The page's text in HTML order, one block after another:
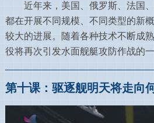
近年来，美国、俄罗斯、法国
都在开展不同规模、不同类型的新
较大的进展。随着各种技术不断成
役将再次引发水面舰艇攻防作战的一
第十课：驱逐舰明天将走向